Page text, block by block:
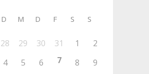
D M D F S S
28 29 30 31 1
2
4 5 6 7 8
9